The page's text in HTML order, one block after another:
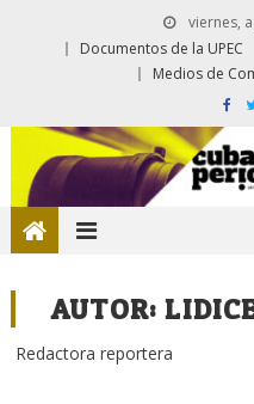
viernes,
Documentos de la UPEC
Medios de
AUTOR:
Redactora reportera